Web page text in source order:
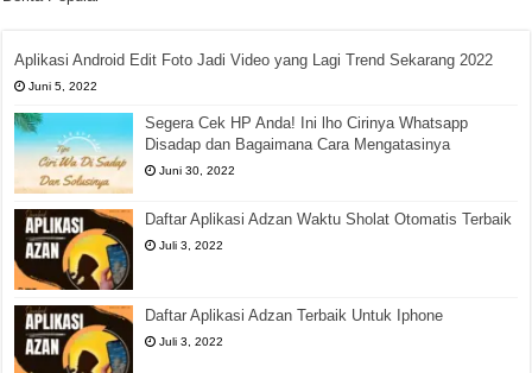
Aplikasi Android Edit Foto Jadi Video yang Lagi Trend Sekarang 2022
Juni 5, 2022
Segera Cek HP Anda! Ini lho Cirinya Whatsapp
Disadap dan Bagaimana Cara Mengatasinya
Juni 30, 2022
Daftar Aplikasi Adzan Waktu Sholat Otomatis Terbaik
Juli 3, 2022
Daftar Aplikasi Adzan Terbaik Untuk Iphone
Juli 3, 2022